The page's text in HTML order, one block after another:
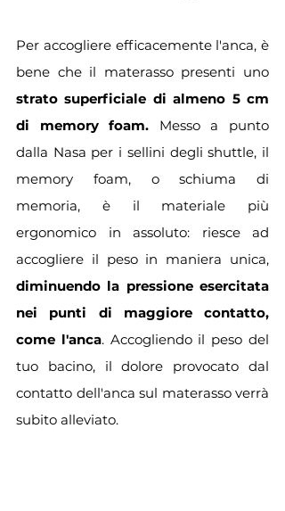
Per accogliere efficacemente l'anca, è
strato superficiale di almeno 5 cm
di memory foam. Messo a punto
dalla Nasa per i sellini degli shuttle, il
memory foam, o schiuma di
memoria, è il materiale più
ergonomico in assoluto: riesce ad
diminuendo la pressione esercitata
nei punti di maggiore contatto,
come l'anca. Accogliendo il peso del
tuo bacino, il dolore provocato dal
contatto dell'anca sul materasso verrà
subito alleviato.